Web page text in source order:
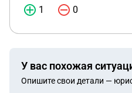
1 0
У вас похожая
Опишите свои детали —